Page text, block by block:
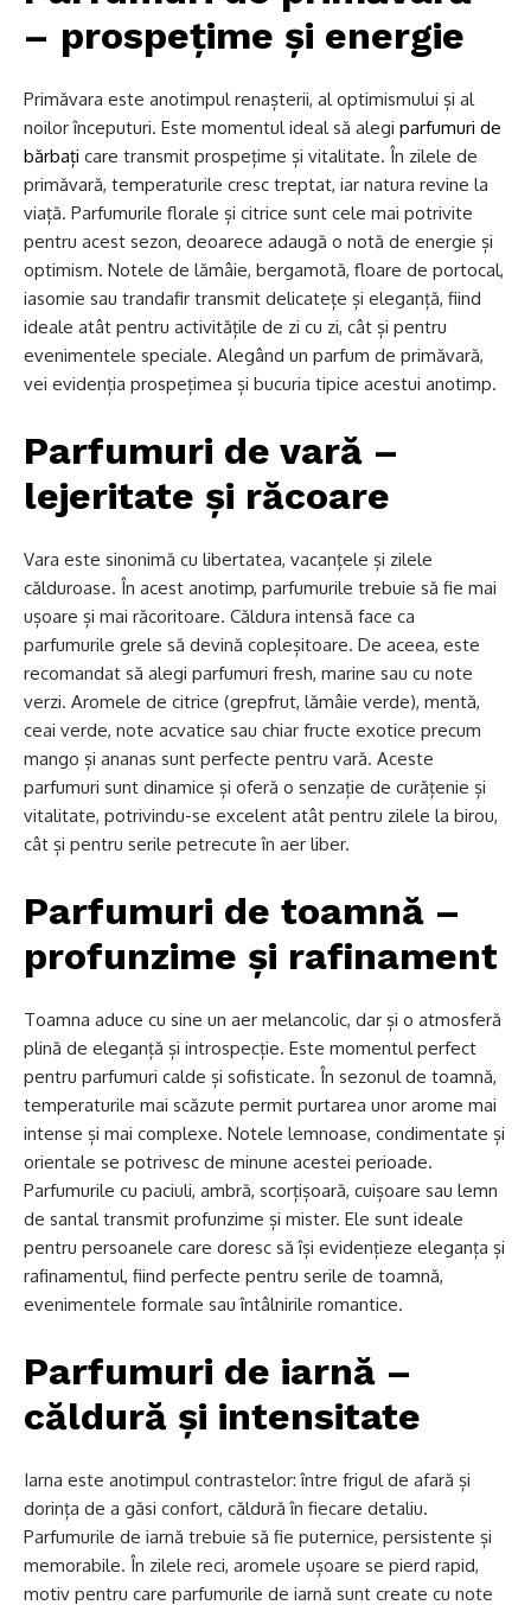
– prospețime și energie
Primăvara este anotimpul renașterii, al optimismului și al
noilor începuturi. Este momentul ideal să alegi parfumuri de
bărbați care transmit prospețime și vitalitate. În zilele de
primăvară, temperaturile cresc treptat, iar natura revine la
viață. Parfumurile florale și citrice sunt cele mai potrivite
pentru acest sezon, deoarece adaugă o notă de energie și
optimism. Notele de lămâie, bergamotă, floare de portocal,
iasomie sau trandafir transmit delicatețe și eleganță, fiind
ideale atât pentru activitățile de zi cu zi, cât și pentru
evenimentele speciale. Alegând un parfum de primăvară,
vei evidenția prospețimea și bucuria tipice acestui anotimp.
Parfumuri de vară –
lejeritate și răcoare
Vara este sinonimă cu libertatea, vacanțele și zilele
călduroase. În acest anotimp, parfumurile trebuie să fie mai
ușoare și mai răcoritoare. Căldura intensă face ca
parfumurile grele să devină copleșitoare. De aceea, este
recomandat să alegi parfumuri fresh, marine sau cu note
verzi. Aromele de citrice (grepfrut, lămâie verde), mentă,
ceai verde, note acvatice sau chiar fructe exotice precum
mango și ananas sunt perfecte pentru vară. Aceste
parfumuri sunt dinamice și oferă o senzație de curățenie și
vitalitate, potrivindu-se excelent atât pentru zilele la birou,
cât și pentru serile petrecute în aer liber.
Parfumuri de toamnă –
profunzime și rafinament
Toamna aduce cu sine un aer melancolic, dar și o atmosferă
plină de eleganță și introspecție. Este momentul perfect
pentru parfumuri calde și sofisticate. În sezonul de toamnă,
temperaturile mai scăzute permit purtarea unor arome mai
intense și mai complexe. Notele lemnoase, condimentate și
orientale se potrivesc de minune acestei perioade.
Parfumurile cu paciuli, ambră, scorțișoară, cuișoare sau lemn
de santal transmit profunzime și mister. Ele sunt ideale
pentru persoanele care doresc să își evidențieze eleganța și
rafinamentul, fiind perfecte pentru serile de toamnă,
evenimentele formale sau întâlnirile romantice.
Parfumuri de iarnă –
căldură și intensitate
Iarna este anotimpul contrastelor: între frigul de afară și
dorința de a găsi confort, căldură în fiecare detaliu.
Parfumurile de iarnă trebuie să fie puternice, persistente și
memorabile. În zilele reci, aromele ușoare se pierd rapid,
motiv pentru care parfumurile de iarnă sunt create cu note